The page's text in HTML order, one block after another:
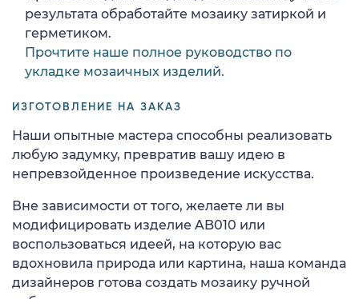
результата обработайте мозаику затиркой и
герметиком.
Прочтите наше полное руководство по
укладке мозаичных изделий.
ИЗГОТОВЛЕНИЕ НА ЗАКАЗ
Наши опытные мастера способны реализовать
любую задумку, превратив вашу идею в
непревзойденное произведение искусства.
Вне зависимости от того, желаете ли вы
модифицировать изделие AB010 или
воспользоваться идеей, на которую вас
вдохновила природа или картина, наша команда
дизайнеров готова создать мозаику ручной